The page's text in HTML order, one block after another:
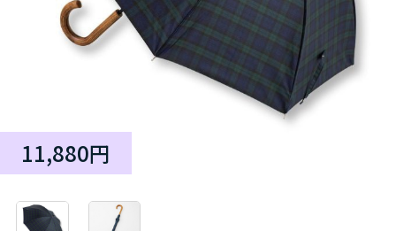
11,880円